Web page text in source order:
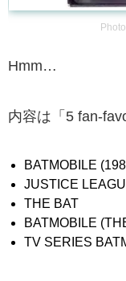
Hmm…
内容は「5 fan-
BATMOBILE
JUSTICE
THE BAT
BATMOBILE
TV SERIES